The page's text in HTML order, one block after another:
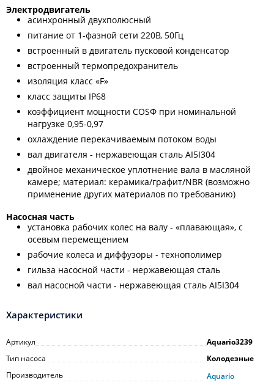
Электродвигатель
асинхронный двухполюсный
питание от 1-фазной сети 220В, 50Гц
встроенный в двигатель пусковой конденсатор
встроенный термопредохранитель
изоляция класс «F»
класс защиты IP68
коэффициент мощности СОSФ при номинальной
нагрузке 0,95-0,97
охлаждение перекачиваемым потоком воды
вал двигателя - нержавеющая сталь АI5I304
двойное механическое уплотнение вала в масляной
камере; материал: керамика/графит/NВR (возможно
применение других материалов по требованию)
Насосная часть
установка рабочих колес на валу - «плавающая», с
осевым перемещением
рабочие колеса и диффузоры - технополимер
гильза насосной части - нержавеющая сталь
вал насосной части - нержавеющая сталь АI5I304
Характеристики
Артикул
Aquario3239
Тип насоса
Колодезные
Производитель
Aquario